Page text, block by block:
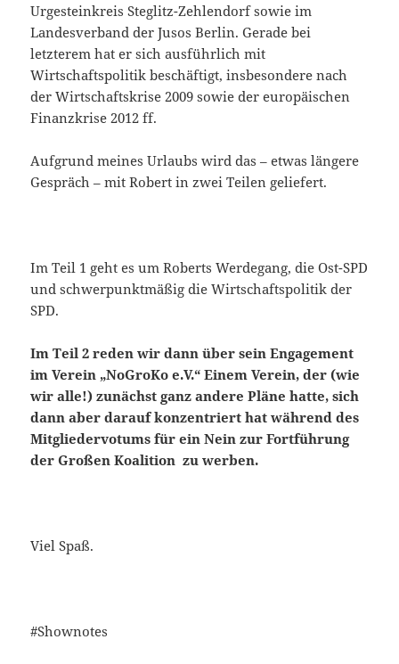
Urgesteinkreis Steglitz-Zehlendorf sowie im
Landesverband der Jusos Berlin. Gerade bei
letzterem hat er sich ausführlich mit
Wirtschaftspolitik beschäftigt, insbesondere nach
der Wirtschaftskrise 2009 sowie der europäischen
Finanzkrise 2012 ff.
Aufgrund meines Urlaubs wird das – etwas längere
Gespräch – mit Robert in zwei Teilen geliefert.
Im Teil 1 geht es um Roberts Werdegang, die Ost-SPD
und schwerpunktmäßig die Wirtschaftspolitik der
SPD.
Im Teil 2 reden wir dann über sein Engagement
im Verein „NoGroKo e.V.“ Einem Verein, der (wie
wir alle!) zunächst ganz andere Pläne hatte, sich
dann aber darauf konzentriert hat während des
Mitgliedervotums für ein Nein zur Fortführung
der Großen Koalition zu werben.
Viel Spaß.
#Shownotes